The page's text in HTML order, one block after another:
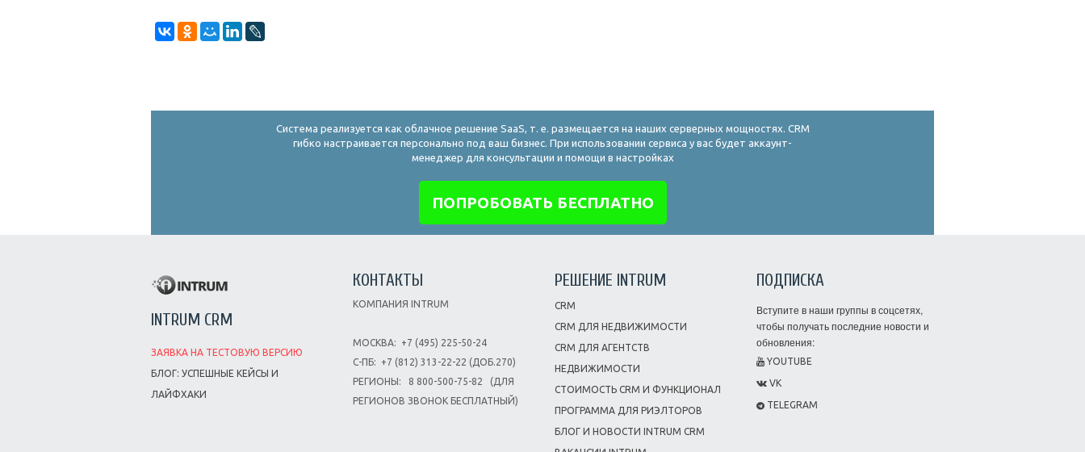
Система реализуется как облачное решение SaaS, т. е. размещается на наших серверных мощностях. CRM
гибко настраивается персонально под ваш бизнес. При использовании сервиса у вас будет аккаунт-
менеджер для консультации и помощи в настройках
ПОПРОБОВАТЬ БЕСПЛАТНО
INTRUM CRM
ЗАЯВКА НА ТЕСТОВУЮ ВЕРСИЮ
БЛОГ: УСПЕШНЫЕ КЕЙСЫ И
ЛАЙФХАКИ
КОНТАКТЫ
КОМПАНИЯ INTRUM
МОСКВА:
+7 (495) 225-50-24
С-ПБ:
+7 (812) 313-22-22 (ДОБ.270)
РЕГИОНЫ:
8 800-500-75-82
(ДЛЯ
РЕГИОНОВ ЗВОНОК БЕСПЛАТНЫЙ)
РЕШЕНИЕ INTRUM
CRM
CRM ДЛЯ НЕДВИЖИМОСТИ
CRM ДЛЯ АГЕНТСТВ
НЕДВИЖИМОСТИ
СТОИМОСТЬ CRM И ФУНКЦИОНАЛ
ПРОГРАММА ДЛЯ РИЭЛТОРОВ
БЛОГ И НОВОСТИ INTRUM CRM
ПОДПИСКА
Вступите в наши группы в соцсетях,
чтобы получать последние новости и
обновления:
YOUTUBE
VK
TELEGRAM